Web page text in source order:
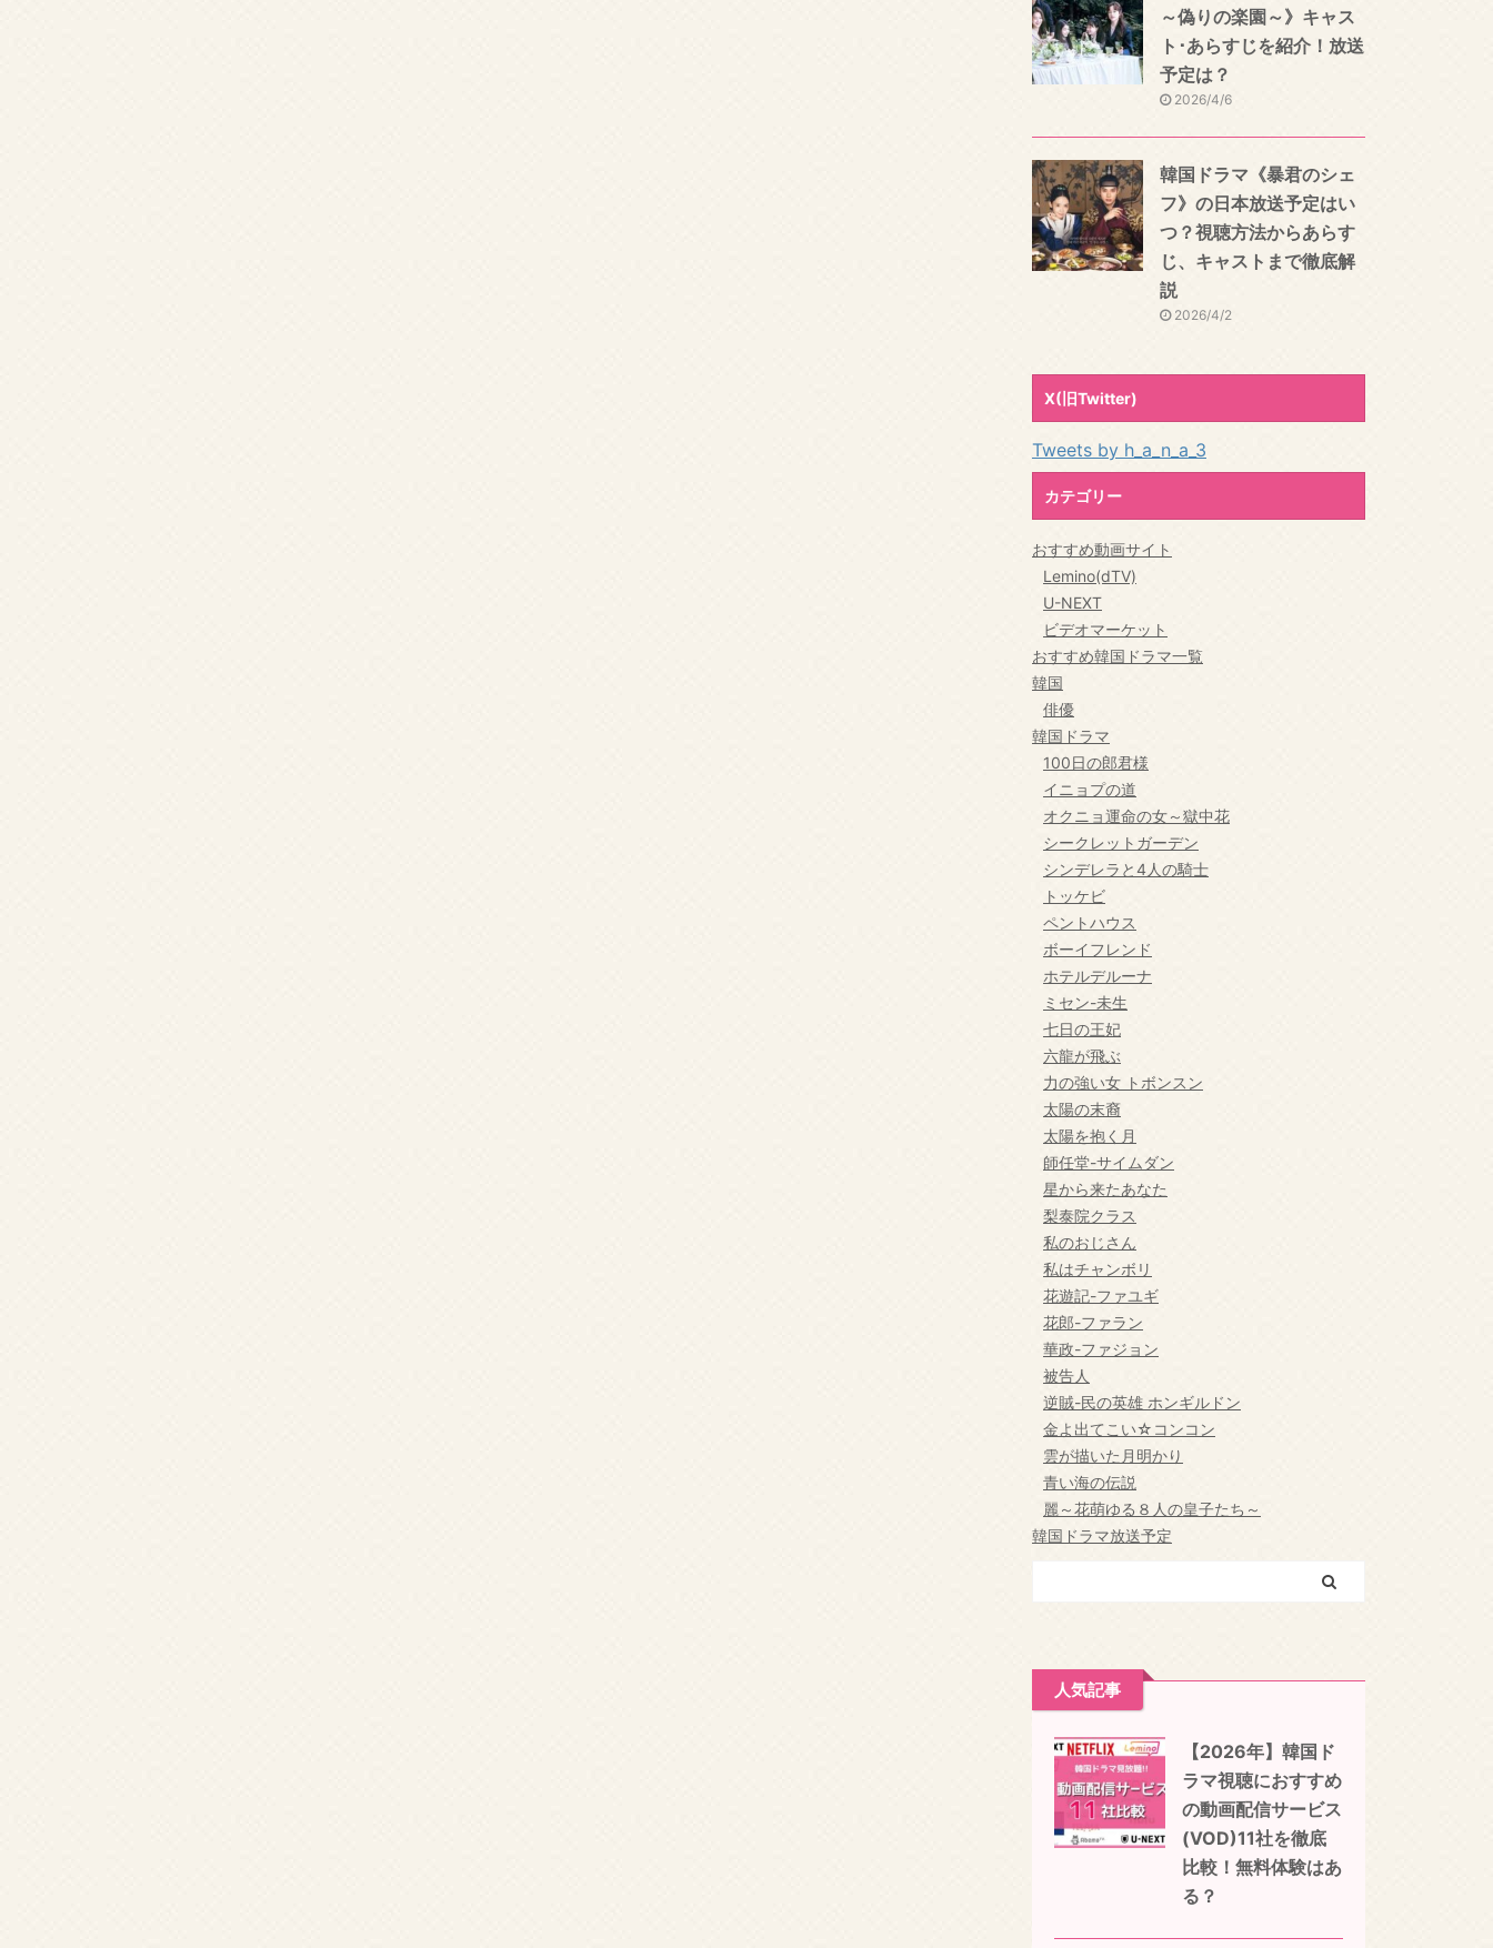
～偽りの楽園～》キャス
ト･あらすじを紹介！放送
予定は？
2026/4/6
韓国ドラマ《暴君のシェ
フ》の日本放送予定はい
つ？視聴方法からあらす
じ、キャストまで徹底解
説
2026/4/2
X(旧Twitter)
Tweets by h_a_n_a_3
カテゴリー
おすすめ動画サイト
Lemino(dTV)
U-NEXT
ビデオマーケット
おすすめ韓国ドラマ一覧
韓国
俳優
韓国ドラマ
100日の郎君様
イニョプの道
オクニョ運命の女～獄中花
シークレットガーデン
シンデレラと4人の騎士
トッケビ
ペントハウス
ボーイフレンド
ホテルデルーナ
ミセン-未生
七日の王妃
六龍が飛ぶ
力の強い女 トボンスン
太陽の末裔
太陽を抱く月
師任堂-サイムダン
星から来たあなた
梨泰院クラス
私のおじさん
私はチャンボリ
花遊記-ファユギ
花郎-ファラン
華政-ファジョン
被告人
逆賊-民の英雄 ホンギルドン
金よ出てこい☆コンコン
雲が描いた月明かり
青い海の伝説
麗～花萌ゆる８人の皇子たち～
韓国ドラマ放送予定
人気記事
【2026年】韓国ド
ラマ視聴におすすめ
の動画配信サービス
(VOD)11社を徹底
比較！無料体験はあ
る？